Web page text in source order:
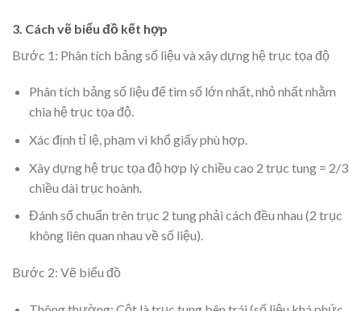
3. Cách vẽ biểu đồ kết hợp
Bước 1: Phân tích bảng số liệu và xây dựng hệ trục tọa độ
Phân tích bảng số liệu để tìm số lớn nhất, nhỏ nhất nhằm
chia hệ trục tọa độ.
Xác định tỉ lệ, phạm vi khổ giấy phù hợp.
Xây dựng hệ trục tọa độ hợp lý chiều cao 2 trục tung = 2/3
chiều dài trục hoành.
Đánh số chuẩn trên trục 2 tung phải cách đều nhau (2 trục
không liên quan nhau về số liệu).
Bước 2: Vẽ biểu đồ